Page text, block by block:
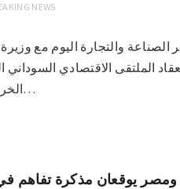
NEWS
وزير الصناعة والتجارة اليوم مع
الملتقى الاقتصادي
الخرطوم. وشهدت فعاليات…
ومصر يوقعان مذكرة تفاهم